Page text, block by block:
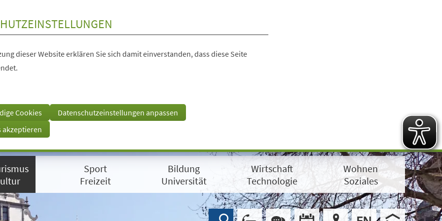
dieser Website erklären Sie sich damit einverstanden, dass diese Seite
Cookies
Datenschutzeinstellungen anpassen
akzeptieren
Sport
Freizeit
Bildung
Universität
Wirtschaft
Technologie
Wohnen
Soziales